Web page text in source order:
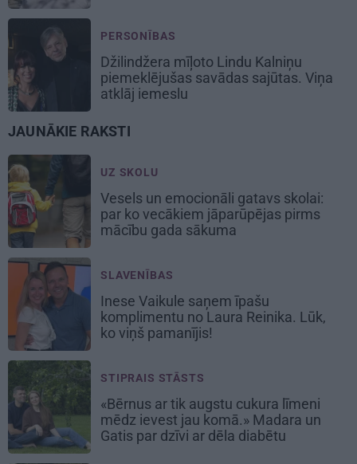
PERSONĪBAS
Džilindžera mīļoto Lindu Kalniņu
piemeklējušas savādas sajūtas. Viņa
atklāj iemeslu
JAUNĀKIE RAKSTI
UZ SKOLU
Vesels un emocionāli gatavs skolai:
par ko vecākiem jāparūpējas pirms
mācību gada sākuma
SLAVENĪBAS
Inese Vaikule saņem īpašu
komplimentu no Laura Reinika. Lūk,
ko viņš pamanījis!
STIPRAIS STĀSTS
«Bērnus ar tik augstu cukura līmeni
mēdz ievest jau komā.» Madara un
Gatis par dzīvi ar dēla diabētu